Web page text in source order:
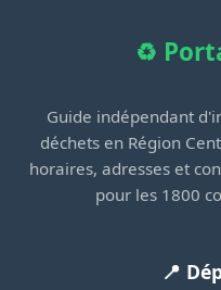
♻️
Guide indépendant
déchets en Région
horaires, adresses et
pour les 1800
📍